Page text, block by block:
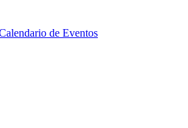
de Eventos